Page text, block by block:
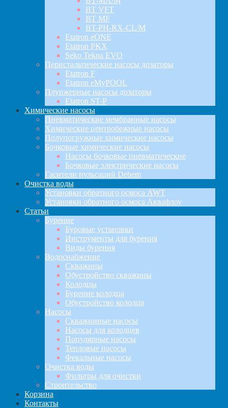
BT VFT
BT MF
BT-PH-RX-CL/M
Etatron eONE
Etatron PKX
Seko Tekna EVO
Перистальтические насосы дозаторы
Etatron F
Etatron eMyPOOL
Плунжерные насосы дозаторы
Etatron ST-P
Химические насосы
Пневматические мембранные насосы
Химические центробежные насосы
Полупогружные химические насосы
Бочковые химические насосы
Насосы бочковые пневматические
Бочковые электрические насосы
Гасители пульсаций Debem
Очистка воды
Установки обратного осмоса AWT
Установки обратного осмоса Аквафлоу
Статьи
Бурение
Буровые установки
Инструменты для бурения
Виды бурения
Водоснабжение
Скважины
Обустройство скважины
Колодцы
Бурение колодца
Обустройство колодца
Насосы
Скважинные насосы
Насосы для колодцев
Популярные насосы
Тепловые насосы
Фекальные насосы
Очистка воды
Фильтры для очистки
Строительство
Корзина
Контакты